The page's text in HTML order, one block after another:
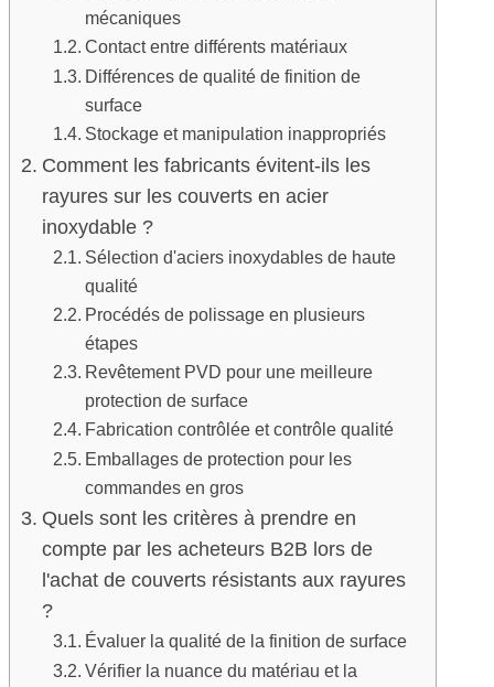
mécaniques
Contact entre différents matériaux
Différences de qualité de finition de
surface
Stockage et manipulation inappropriés
Comment les fabricants évitent-ils les
rayures sur les couverts en acier
inoxydable ?
Sélection d'aciers inoxydables de haute
qualité
Procédés de polissage en plusieurs
étapes
Revêtement PVD pour une meilleure
protection de surface
Fabrication contrôlée et contrôle qualité
Emballages de protection pour les
commandes en gros
Quels sont les critères à prendre en
compte par les acheteurs B2B lors de
l'achat de couverts résistants aux rayures
?
Évaluer la qualité de la finition de surface
Vérifier la nuance du matériau et la